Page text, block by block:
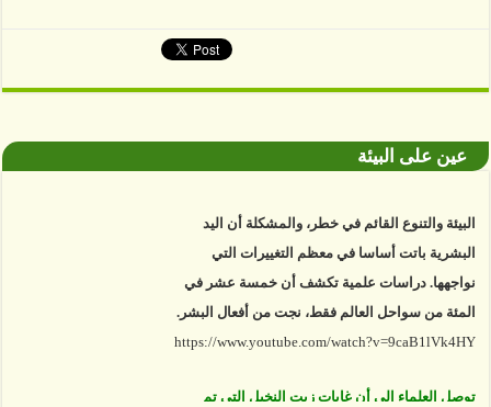
عين على البيئة
البيئة والتنوع القائم في خطر، والمشكلة أن اليد
البشرية باتت أساسا في معظم التغييرات التي
نواجهها. دراسات علمية تكشف أن خمسة عشر في
المئة من سواحل العالم فقط، نجت من أفعال البشر.
توصل العلماء إلى أن غابات زيت النخيل التي تم